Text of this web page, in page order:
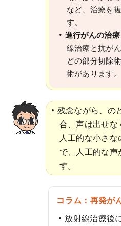
など、治療を
す。
進行がんの治療
線治療と抗が
どの部分切除
術があります。
残念ながら、の
合、声は出せな
人工的な小さ
で、人工的な声
す。
コラム：再発が
放射線治療後